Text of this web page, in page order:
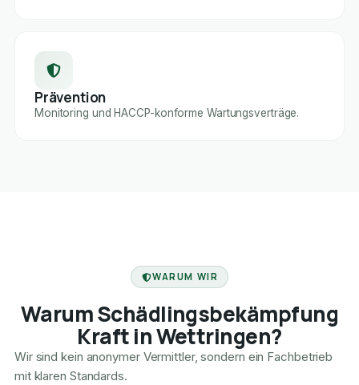
Prävention
Monitoring und HACCP-konforme Wartungsverträge.
WARUM WIR
Warum Schädlingsbekämpfung
Kraft in Wettringen?
Wir sind kein anonymer Vermittler, sondern ein Fachbetrieb
mit klaren Standards.